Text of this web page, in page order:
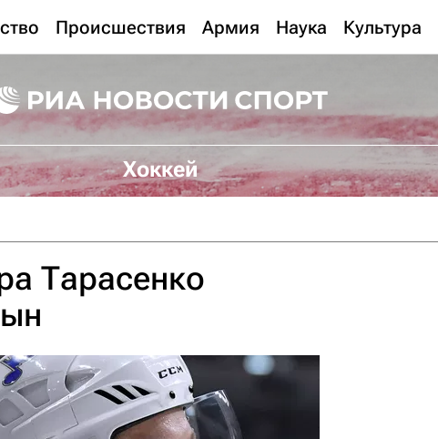
Происшествия Армия Наука Культура
Хоккей
Тарасенко